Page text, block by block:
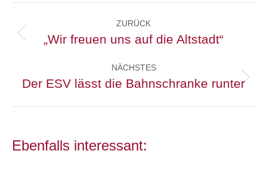
ZURÜCK
Vorheriger
„Wir freuen uns auf die Altstadt“
NÄCHSTES
Nächster
Der ESV lässt die Bahnschranke runter
Ebenfalls interessant: